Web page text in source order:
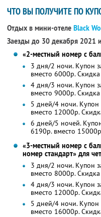
ЧТО ВЫ ПОЛУЧИТЕ ПО
Отдых в мини-отеле Black
Заезды до 30 декабря 2021
«2-местный номер с
3 дня/2 ночи. Купон
вместо 6000р.
4 дня/3 ночи. Купон
вместо 9000р.
5 дней/4 ночи. Купон
вместо 12000р.
6 дней/5 ночей.
6190р. вместо
«3-местный номер с
номер стандарт» для
3 дня/2 ночи. Купон
вместо 8000р.
4 дня/3 ночи. Купон
вместо 12000р.
5 дней/4 ночи. Купон
вместо 16000р.